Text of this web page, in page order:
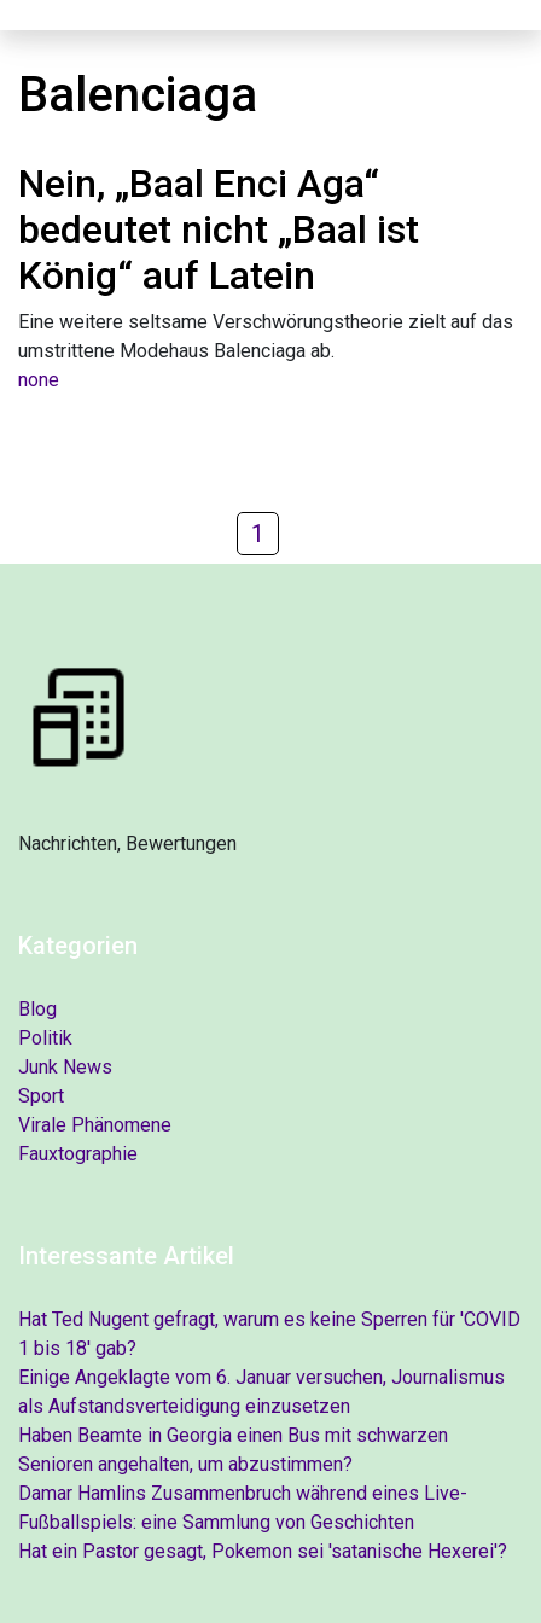
Balenciaga
Nein, „Baal Enci Aga“
bedeutet nicht „Baal ist
König“ auf Latein
Eine weitere seltsame Verschwörungstheorie zielt auf das
umstrittene Modehaus Balenciaga ab.
none
1
Nachrichten, Bewertungen
Kategorien
Blog
Politik
Junk News
Sport
Virale Phänomene
Fauxtographie
Interessante Artikel
Hat Ted Nugent gefragt, warum es keine Sperren für 'COVID
1 bis 18' gab?
Einige Angeklagte vom 6. Januar versuchen, Journalismus
als Aufstandsverteidigung einzusetzen
Haben Beamte in Georgia einen Bus mit schwarzen
Senioren angehalten, um abzustimmen?
Damar Hamlins Zusammenbruch während eines Live-
Fußballspiels: eine Sammlung von Geschichten
Hat ein Pastor gesagt, Pokemon sei 'satanische Hexerei'?